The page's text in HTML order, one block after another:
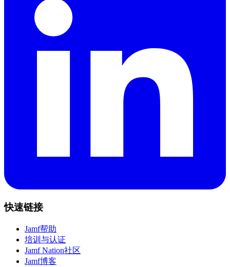
快速链接
Jamf帮助
培训与认证
Jamf Nation社区
Jamf博客